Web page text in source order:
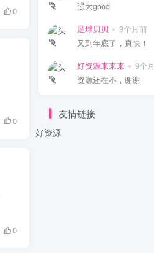
0
0
0
强大good
足球贝贝 9个月前
又到年底了，真快！
好资源来来来 9个
资源还在不，谢谢
友情链接
好资源